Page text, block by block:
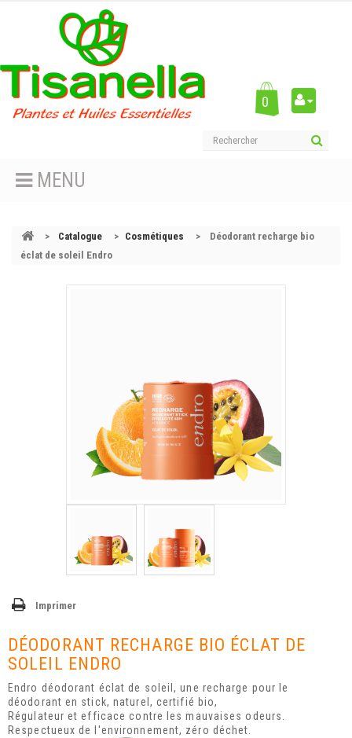
0
MENU
> Catalogue > Cosmétiques >
Déodorant recharge bio
éclat de soleil Endro
Imprimer
DÉODORANT RECHARGE BIO ÉCLAT DE
SOLEIL ENDRO
Endro déodorant éclat de soleil, une recharge pour le
déodorant en stick, naturel, certifié bio,
Régulateur et efficace contre les mauvaises odeurs.
Respectueux de l'environnement, zéro déchet.